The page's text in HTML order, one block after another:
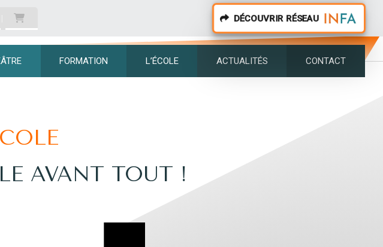
DÉCOUVRIR RÉSEAU
FORMATION L’ÉCOLE ACTUALITÉS CONTACT
AVANT TOUT !